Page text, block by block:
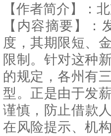
【作者简介 】 ：
【内容摘要】
：
度，其期限短、
限制。针对这种
的规定，各州有
型。正是由于发
谨慎，防止借款
在风险提示、机